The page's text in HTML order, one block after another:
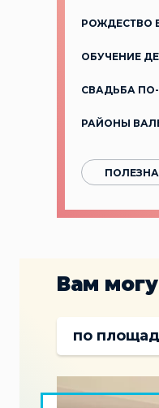
РОЖДЕСТВО
ОБУЧЕНИЕ
СВАДЬБА
РАЙОНЫ
Вам
по